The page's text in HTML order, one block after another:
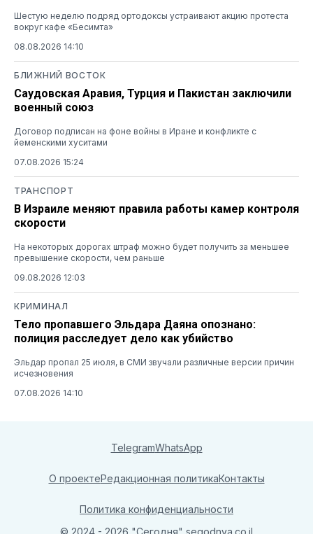
Шестую неделю подряд ортодоксы устраивают акцию протеста
вокруг кафе «Бесимта»
08.08.2026 14:10
БЛИЖНИЙ ВОСТОК
Саудовская Аравия, Турция и Пакистан заключили
военный союз
Договор подписан на фоне войны в Иране и конфликте с
йеменскими хуситами
07.08.2026 15:24
ТРАНСПОРТ
В Израиле меняют правила работы камер контроля
скорости
На некоторых дорогах штраф можно будет получить за меньшее
превышение скорости, чем раньше
09.08.2026 12:03
КРИМИНАЛ
Тело пропавшего Эльдара Даяна опознано:
полиция расследует дело как убийство
Эльдар пропал 25 июля, в СМИ звучали различные версии причин
исчезновения
07.08.2026 14:10
TelegramWhatsApp
О проектеРедакционная политикаКонтакты
Политика конфиденциальности
© 2024 - 2026 "Сегодня" segodnya.co.il